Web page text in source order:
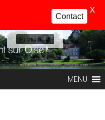
Profil
MENU
Contact
X